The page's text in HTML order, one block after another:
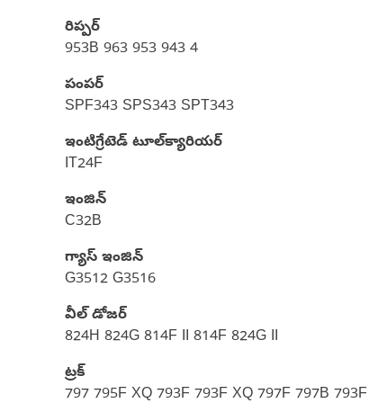
రిప్పర్
953B 963 953 943 4
పంపర్
SPF343 SPS343 SPT343
ఇంటిగ్రేటెడ్ టూల్‌క్యారియర్
IT24F
ఇంజిన్
C32B
గ్యాస్ ఇంజిన్
G3512 G3516
వీల్ డోజర్
824H 824G 814F II 814F 824G II
ట్రక్
797 795F XQ 793F 793F XQ 797F 797B